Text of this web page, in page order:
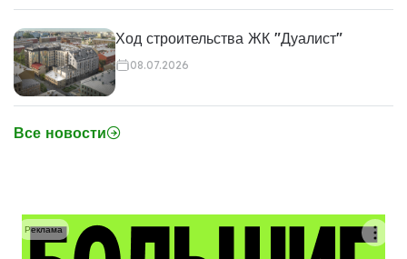
Ход строительства ЖК "Дуалист"
08.07.2026
Все новости
Реклама